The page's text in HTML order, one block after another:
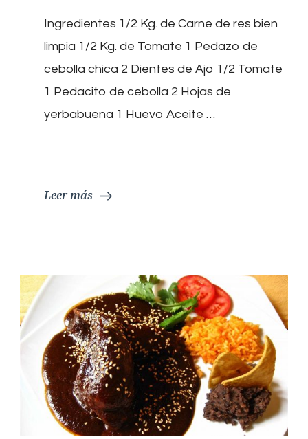
Ingredientes 1/2 Kg. de Carne de res bien
limpia 1/2 Kg. de Tomate 1 Pedazo de
cebolla chica 2 Dientes de Ajo 1/2 Tomate
1 Pedacito de cebolla 2 Hojas de
yerbabuena 1 Huevo Aceite …
Leer más